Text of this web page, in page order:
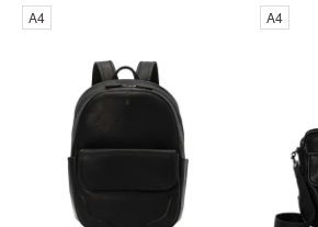
A4 A4